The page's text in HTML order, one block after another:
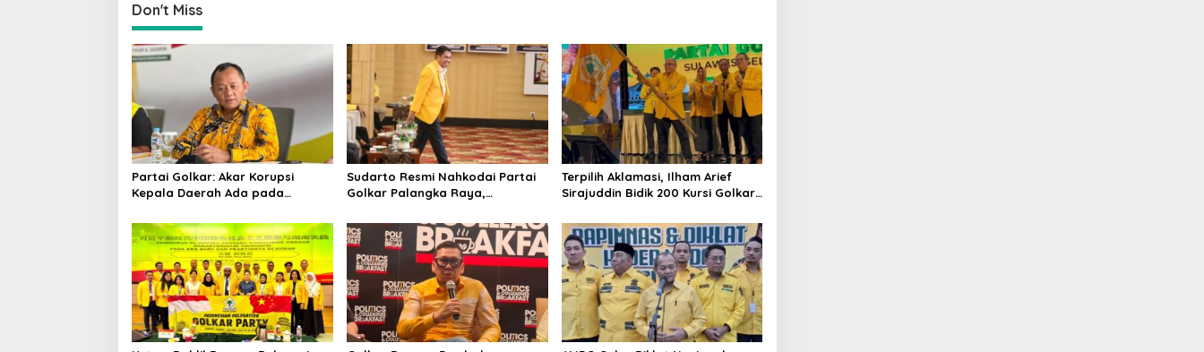
Don't Miss
Partai Golkar: Akar Korupsi
Kepala Daerah Ada pada
Sudarto Resmi Nahkodai Partai
Golkar Palangka Raya,
dan Dipercaya Rakyat
Terpilih Aklamasi, Ilham Arief
Sirajuddin Bidik 200 Kursi Golkar